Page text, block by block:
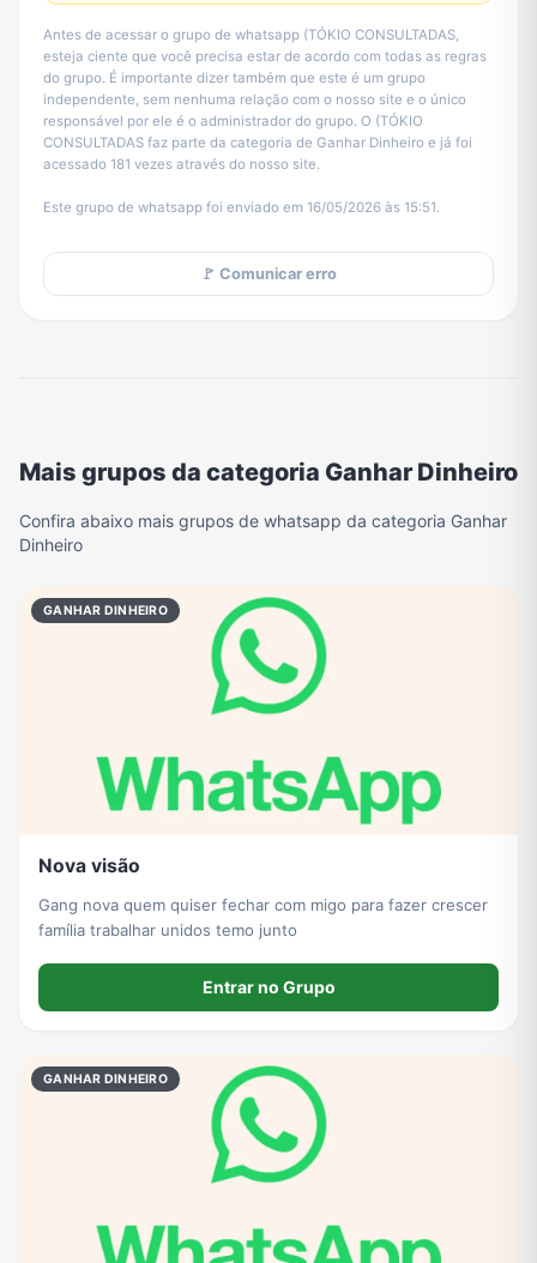
Antes de acessar o grupo de whatsapp (TÓKIO CONSULTADAS,
esteja ciente que você precisa estar de acordo com todas as regras
do grupo. É importante dizer também que este é um grupo
independente, sem nenhuma relação com o nosso site e o único
responsável por ele é o administrador do grupo. O (TÓKIO
CONSULTADAS faz parte da categoria de Ganhar Dinheiro e já foi
acessado 181 vezes através do nosso site.
Este grupo de whatsapp foi enviado em 16/05/2026 às 15:51.
🚩 Comunicar erro
Mais grupos da categoria Ganhar Dinheiro
Confira abaixo mais grupos de whatsapp da categoria Ganhar
Dinheiro
GANHAR DINHEIRO
Nova visão
Gang nova quem quiser fechar com migo para fazer crescer
família trabalhar unidos temo junto
Entrar no Grupo
GANHAR DINHEIRO